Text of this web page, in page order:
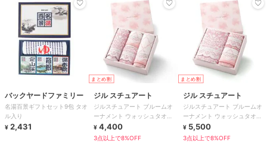
バックヤードファミリー
名湯百景ギフトセット9包 タオ
ル入り
¥ 2,431
まとめ割
ジル スチュアート
ジルスチュアート ブルームオ
ーナメント ウォッシュタオ
ル・フェイスタオル各2枚入り
¥ 4,400
3点以上で8%OFF
まとめ割
ジル スチュアート
ジルスチュアート ブルームオ
ーナメント ウォッシュタオ
ル・フェイスタオル・バスタオ
ル各1枚入り
¥ 5,500
3点以上で8%OFF